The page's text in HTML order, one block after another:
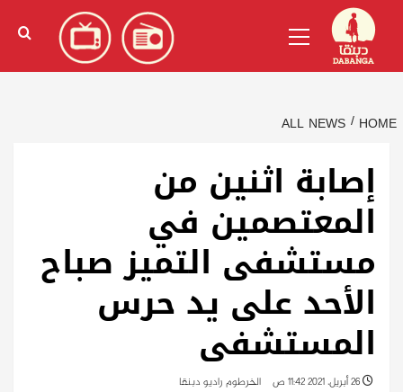
content
الإنجليزية)
Menu
HOME
ALL NEWS
إصابة اثنين من
المعتصمين في
مستشفى التميز صباح
الأحد على يد حرس
المستشفى
الخرطوم راديو دبنقا